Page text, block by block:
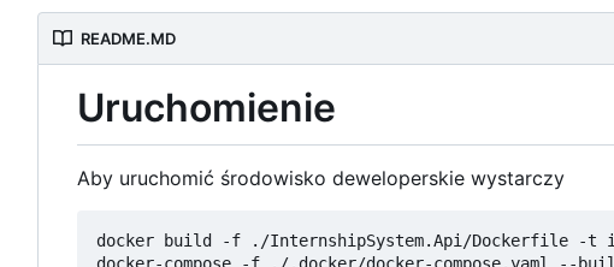
README.MD
Uruchomienie
Aby uruchomić środowisko deweloperskie wystarczy
docker build -f ./InternshipSystem.Api/Dockerfile -t